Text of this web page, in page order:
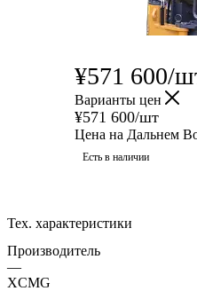
¥571 600/
Варианты цен
¥571 600/шт
Цена на Дальнем
Есть в наличии
Тех. характеристики
Производитель
—
XCMG